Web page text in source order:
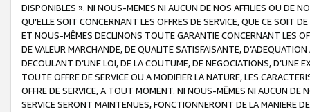
DISPONIBLES ». NI NOUS-MEMES NI AUCUN DE NOS AFFILIES OU DE
QU’ELLE SOIT CONCERNANT LES OFFRES DE SERVICE, QUE CE SOIT
ET NOUS-MÊMES DECLINONS TOUTE GARANTIE CONCERNANT LES
DE VALEUR MARCHANDE, DE QUALITE SATISFAISANTE,
DECOULANT D’UNE LOI, DE LA COUTUME, DE NEGOCIATIONS, D’UNE
TOUTE OFFRE DE SERVICE OU A MODIFIER LA NATURE, LES
OFFRE DE SERVICE, A TOUT MOMENT. NI NOUS-MÊMES NI AUCUN DE
SERVICE SERONT MAINTENUES, FONCTIONNERONT DE LA MANIERE